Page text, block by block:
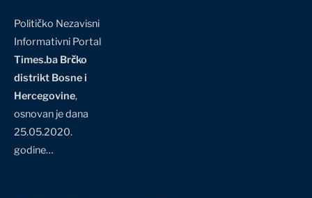
Političko Nezavisni
Informativni Portal
Times.ba Brčko
distrikt Bosne i
Hercegovine,
osnovan je dana
25.05.2020.
godine…